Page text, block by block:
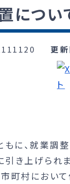
につい
更新
に、就業調
き上げられま
町村におい